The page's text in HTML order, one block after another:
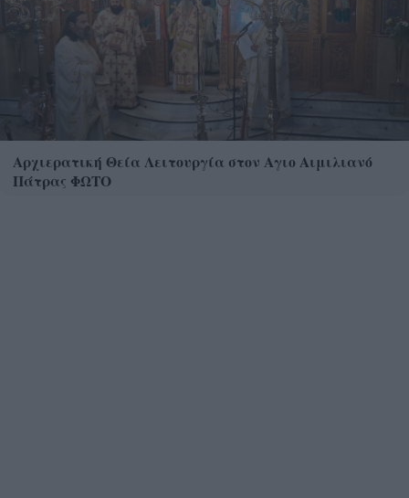
Αρχιερατική Θεία Λειτουργία στον Αγιο Αιμιλιανό
Πάτρας ΦΩΤΟ